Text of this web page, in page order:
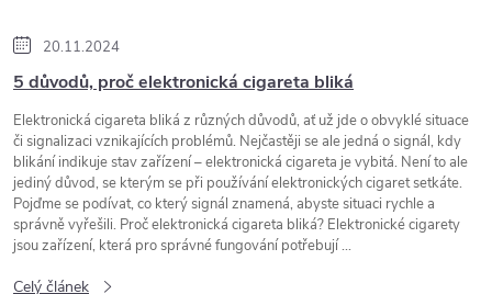
20.11.2024
5 důvodů, proč elektronická cigareta bliká
Elektronická cigareta bliká z různých důvodů, ať už jde o obvyklé situace
či signalizaci vznikajících problémů. Nejčastěji se ale jedná o signál, kdy
blikání indikuje stav zařízení – elektronická cigareta je vybitá. Není to ale
jediný důvod, se kterým se při používání elektronických cigaret setkáte.
Pojďme se podívat, co který signál znamená, abyste situaci rychle a
správně vyřešili. Proč elektronická cigareta bliká? Elektronické cigarety
jsou zařízení, která pro správné fungování potřebují ...
Celý článek